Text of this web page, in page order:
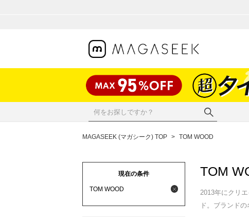
MAGASEEK (マガシーク) TOP > TOM WOOD
現在の条件
TOM WOOD
TOM
2013年にクリ
ド。ブランド